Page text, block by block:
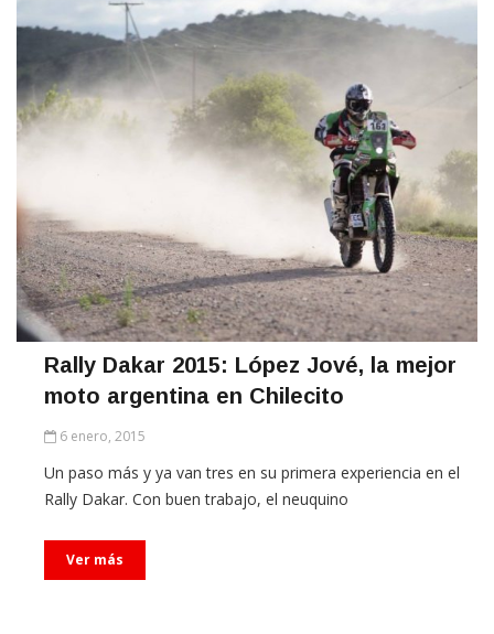
Rally Dakar 2015: López Jové, la mejor
moto argentina en Chilecito
6 enero, 2015
Un paso más y ya van tres en su primera experiencia en el
Rally Dakar. Con buen trabajo, el neuquino
Ver más